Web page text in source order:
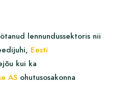
lennundussektoris nii
Eesti
kui ka
AS ohutusosakonna